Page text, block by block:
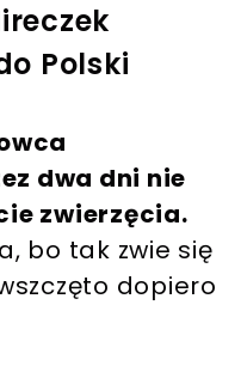
Polski
dwa dni nie
zwierzęcia.
bo tak zwie się
dopiero